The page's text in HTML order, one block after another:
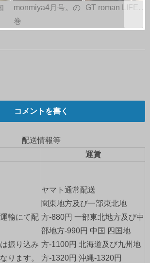
monmiya4月号。の
巻
GT roman LIFE…
コメントを書く
配送情報等
運賃
輸にて配
振り込み
ります。
ヤマト通常配送
関東地方及び一部東北地
方-880円 一部東北地方及び中
部地方-990円 中国 四国地
方-1100円 北海道及び九州地
方-1320円 沖縄-1320円